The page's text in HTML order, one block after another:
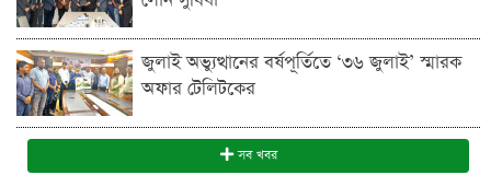
জুলাই অভ্যুত্থানের বর্ষপূর্তিতে ‘৩৬ জুলাই’ স্মারক
অফার টেলিটকের
সব খবর